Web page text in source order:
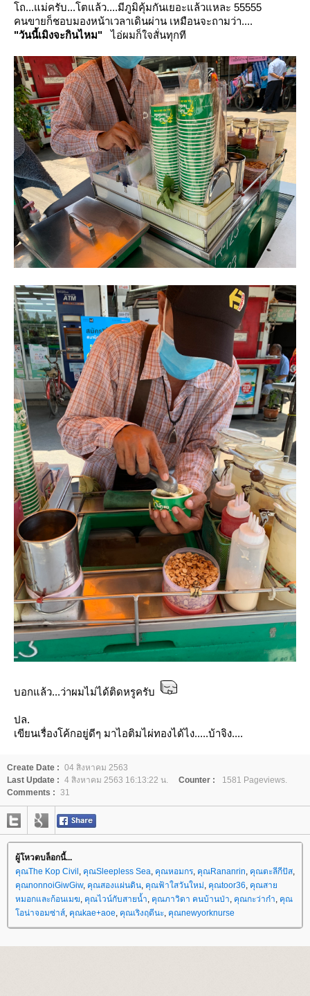
ถ...แม่ครับ...โตแล้ว....มีภูมิคุ้มกันเยอะแล้วแหละ 55555
คนขายก็ชอบมองหน้าเวลาเดินผ่าน เหมือนจะถามว่า....
"วันนี้เมิงจะกินไหม"
ไอ่ผมก็ใจสั่นทุกที
บอกแล้ว...ว่าผมไม่ได้ติดหรูครับ
ปล.
เขียนเรื่องโค้กอยู่ดีๆ มาไอติมไผ่ทองได้ไง.....บ้าจิง....
Create Date : 04 สิงหาคม 2563
Last Update : 4 สิงหาคม 2563 16:13:22 น. Counter :
1581 Pageviews.
Comments : 31
ผู้โหวตบล็อกนี้...
คุณThe Kop Civil , คุณSleepless Sea, คุณหอมกร, คุณRananrin, คุณตะลีกีปัส,
คุณnonnoiGiwGiw, คุณสองแผ่นดิน, คุณฟ้าใสวันใหม่, คุณtoor36, คุณสา
หมอกและก้อนเมฆ, คุณไวน์กับสายน้ำ, คุณภาวิดา คนบ้านป่า, คุณกะว่าก๋า, คุณ
อน่าจอมซ่าส์, คุณkae+aoe, คุณเริงฤดีนะ, คุณnewyorknurse